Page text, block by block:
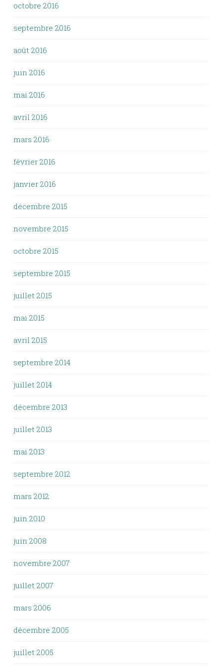
octobre 2016
septembre 2016
août 2016
juin 2016
mai 2016
avril 2016
mars 2016
février 2016
janvier 2016
décembre 2015
novembre 2015
octobre 2015
septembre 2015
juillet 2015
mai 2015
avril 2015
septembre 2014
juillet 2014
décembre 2013
juillet 2013
mai 2013
septembre 2012
mars 2012
juin 2010
juin 2008
novembre 2007
juillet 2007
mars 2006
décembre 2005
juillet 2005